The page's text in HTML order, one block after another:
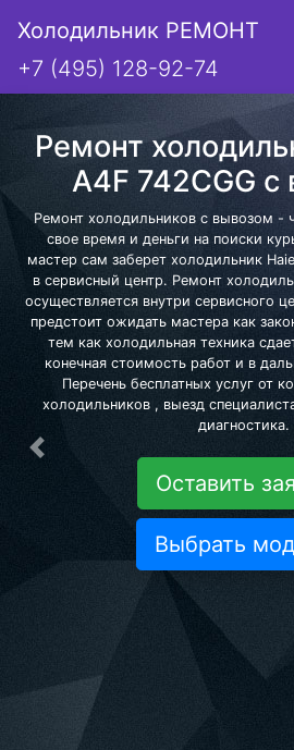
Холодильник РЕМОНТ
+7 (495) 128-92-74
Ремонт
A4F 742CGG
Ремонт холодильников с вывозом -
свое время и деньги на поиски
мастер сам заберет холодильник
в сервисный центр. Ремонт
осуществляется внутри сервисного
предстоит ожидать мастера как
тем как холодильная техника
конечная стоимость работ и в
Перечень бесплатных услуг от
холодильников , выезд
диагностика.
Оставить
Выбрать
Предыдущая